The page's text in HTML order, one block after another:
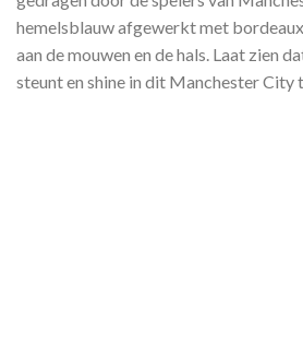
hemelsblauw afgewerkt met
aan de mouwen en de hals. Laat zien
steunt en shine in dit Manchester City